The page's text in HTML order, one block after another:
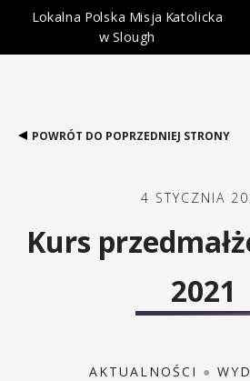
Lokalna Polska Misja Katolicka
w Slough
POWRÓT DO POPRZEDNIEJ STRONY
4 STYCZNIA
Kurs
2021
AKTUALNOŚCI ●